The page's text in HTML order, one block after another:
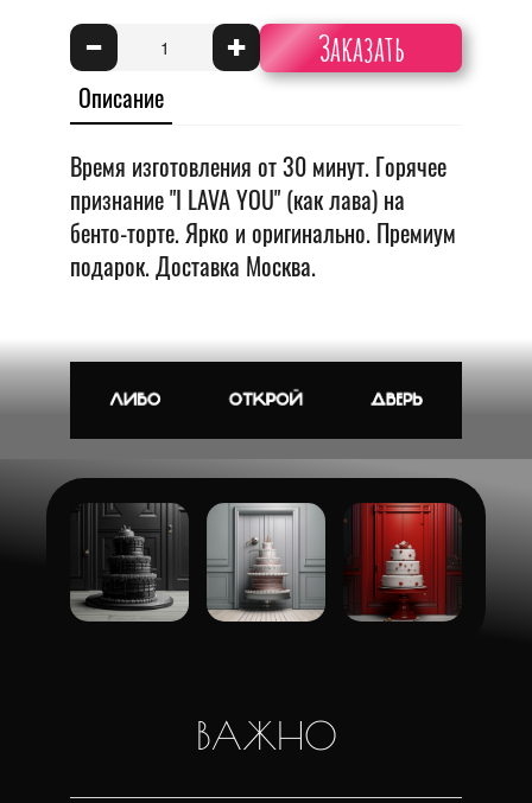
Заказать
- +
Описание
Время изготовления от 30 минут. Горячее
признание "I LAVA YOU" (как лава) на
бенто-торте. Ярко и оригинально. Премиум
подарок. Доставка Москва.
ВАЖНО